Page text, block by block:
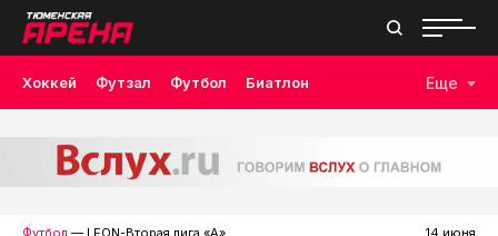
Хоккей Футзал Футбол Биатлон Еще
Футбол — LEON-Вторая лига «А» 14 июня